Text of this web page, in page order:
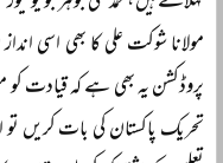
مولانا شوکت علی کا بھی اسی
پروڈکشن یہ بھی ہے کہ قیادت کو
تحریک پاکستان کی بات کریں